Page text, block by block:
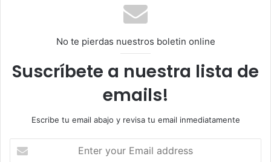
No te pierdas nuestros boletin online
Suscríbete a nuestra lista de
emails!
Escribe tu email abajo y revisa tu email inmediatamente